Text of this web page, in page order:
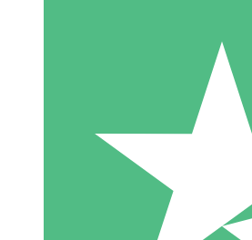
Packs de Crédits
Payez à l'utilisation avec des crédits
1 Téléchargement
10 00